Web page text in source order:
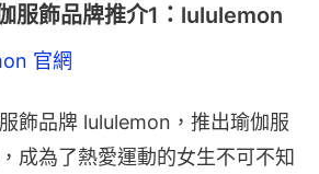
服飾品牌推介1：lululemon
官網
飾品牌 lululemon，推出瑜伽服
成為了熱愛運動的女生不可不知